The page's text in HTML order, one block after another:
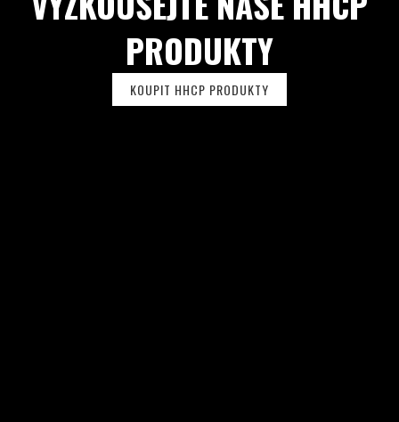
PRODUKTY
KOUPIT HHCP PRODUKTY